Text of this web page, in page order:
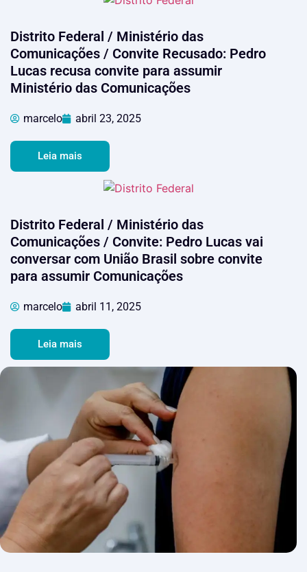
Distrito Federal / Ministério das
Comunicações / Convite Recusado: Pedro
Lucas recusa convite para assumir
Ministério das Comunicações
marcelo abril 23, 2025
Leia mais
Distrito Federal / Ministério das
Comunicações / Convite: Pedro Lucas vai
conversar com União Brasil sobre convite
para assumir Comunicações
marcelo abril 11, 2025
Leia mais